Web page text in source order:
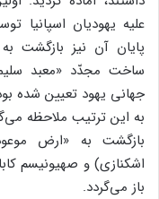
علیه یهودیان اسپانیا
پایان آن نیز بازگشت
ساخت مجدّد «معبد
جهانی یهود تعیین شده
به این ترتیب ملاحظه
بازگشت به «ارض
اشکنازی) و صهیونیسم
باز می‌گردد.